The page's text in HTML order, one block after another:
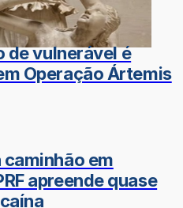
de vulnerável é
Operação Ártemis
em
apreende quase